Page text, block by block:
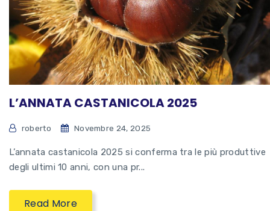
L’ANNATA CASTANICOLA 2025
roberto Novembre 24, 2025
L’annata castanicola 2025 si conferma tra le più produttive
degli ultimi 10 anni, con una pr...
Read More